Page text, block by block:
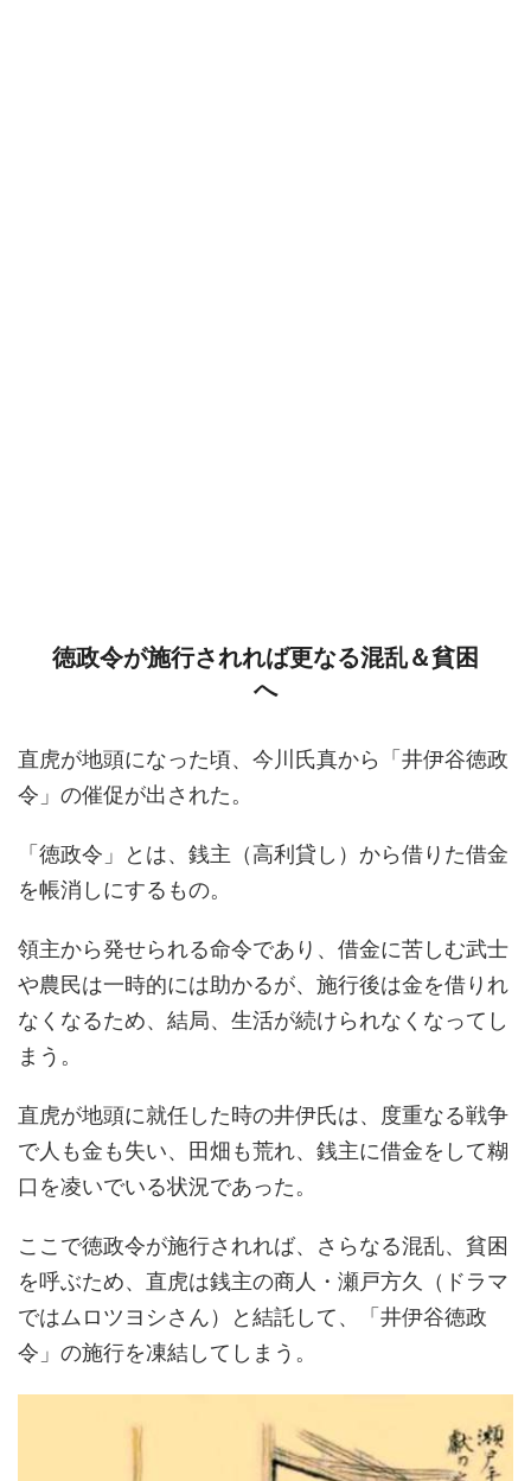
徳政令が施行されれば更なる混乱＆貧困
へ
直虎が地頭になった頃、今川氏真から「井伊谷徳政
令」の催促が出された。
「徳政令」とは、銭主（高利貸し）から借りた借金
を帳消しにするもの。
領主から発せられる命令であり、借金に苦しむ武士
や農民は一時的には助かるが、施行後は金を借りれ
なくなるため、結局、生活が続けられなくなってし
まう。
直虎が地頭に就任した時の井伊氏は、度重なる戦争
で人も金も失い、田畑も荒れ、銭主に借金をして糊
口を凌いでいる状況であった。
ここで徳政令が施行されれば、さらなる混乱、貧困
を呼ぶため、直虎は銭主の商人・瀬戸方久（ドラマ
ではムロツヨシさん）と結託して、「井伊谷徳政
令」の施行を凍結してしまう。